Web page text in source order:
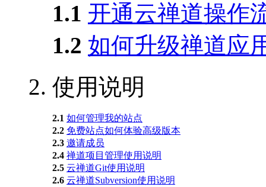
1.1 开通云禅道操作
1.2 如何升级禅道应
2. 使用说明
2.1 如何管理我的站点
2.2 免费站点如何体验高级版本
2.3 邀请成员
2.4 禅道项目管理使用说明
2.5 云禅道Git使用说明
2.6 云禅道Subversion使用说明